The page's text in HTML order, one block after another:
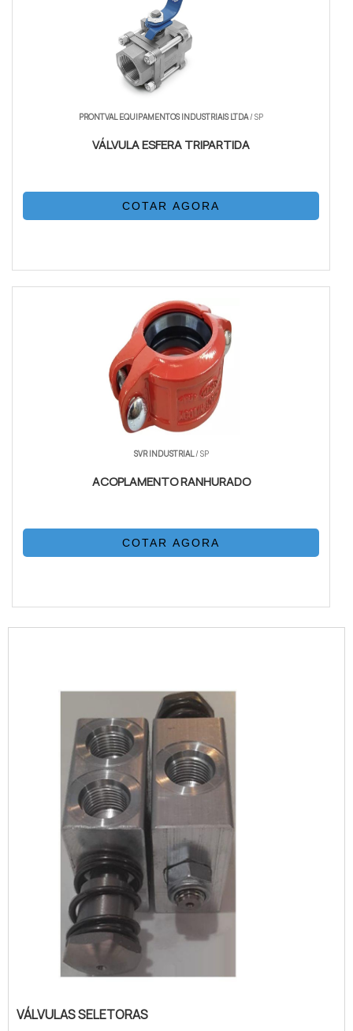
PRONTVAL EQUIPAMENTOS INDUSTRIAIS LTDA/ SP
VÁLVULA ESFERA TRIPARTIDA
COTAR AGORA
SVR INDUSTRIAL/ SP
ACOPLAMENTO RANHURADO
COTAR AGORA
VÁLVULAS SELETORAS